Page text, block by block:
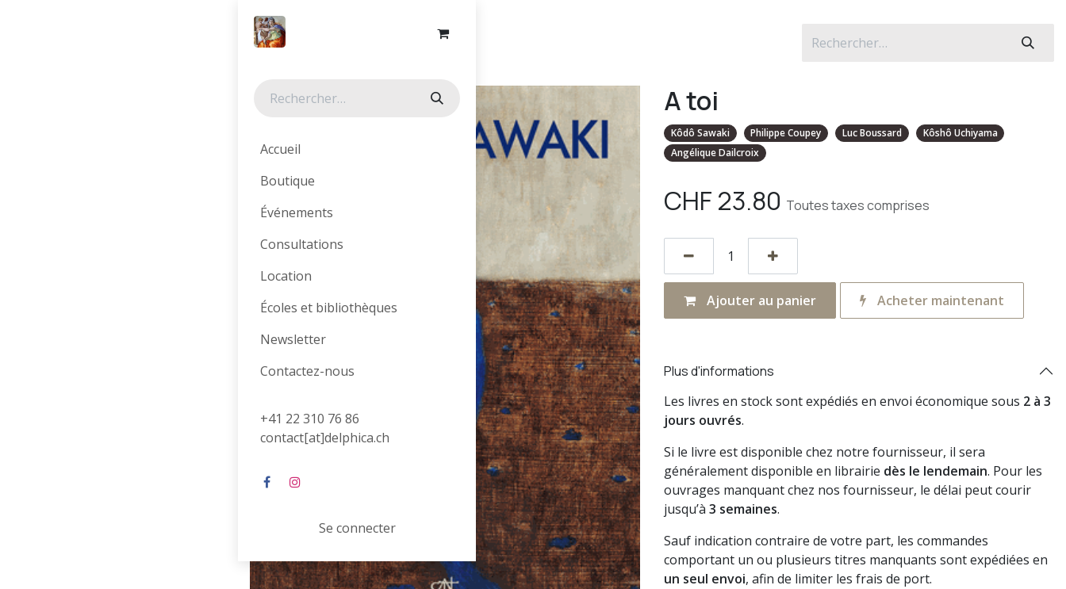
Accueil
Boutique
Événements
Consultations
Location
Écoles et bibliothèques
Newsletter
Contactez-nous
+41 22 310 76 86
contact[at]delphica.ch
Se connecter
Tous les produits
A toi
Kôdô Sawaki Philippe Coupey Luc Boussard
Kôshô Uchiyama
Angélique Dailcroix
CHF 23.80 Toutes taxes comprises
Ajouter au panier Acheter maintenant
Plus d'informations
Les livres en stock sont expédiés en envoi économique sous 2 à 3
jours ouvrés.
Si le livre est disponible chez notre fournisseur, il sera
généralement disponible en librairie dès le lendemain. Pour les
ouvrages manquant chez nos fournisseur, le délai peut courir
jusqu’à 3 semaines.
Sauf indication contraire de votre part, les commandes
comportant un ou plusieurs titres manquants sont expédiées en
un seul envoi, afin de limiter les frais de port.